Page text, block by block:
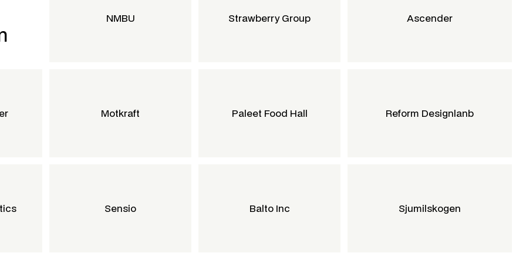
NMBU Strawberry Group Ascender
Motkraft Paleet Food Hall Reform Designlanb
Sensio Balto Inc Sjumilskogen